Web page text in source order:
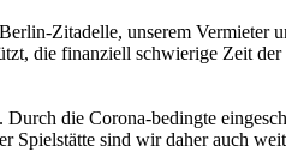
Zitadelle, unserem Vermieter
die finanziell schwierige Zeit der
die Corona-bedingte
Spielstätte sind wir daher auch